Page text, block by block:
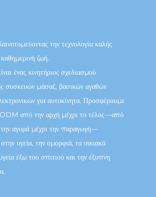
την τεχνολογία καλής
καθημερινή ζωή.
ένας κινητήριος σχεδιασμού
συσκευών μάσαζ, βασικών αγαθών
για αυτοκίνητα. Προσφέρουμε
από την αρχή μέχρι το τέλος—από
αγορά μέχρι την παραγωγή—
στην υγεία, την ομορφιά, τα οικιακά
έξω του σπιτιού και την έξυπνη